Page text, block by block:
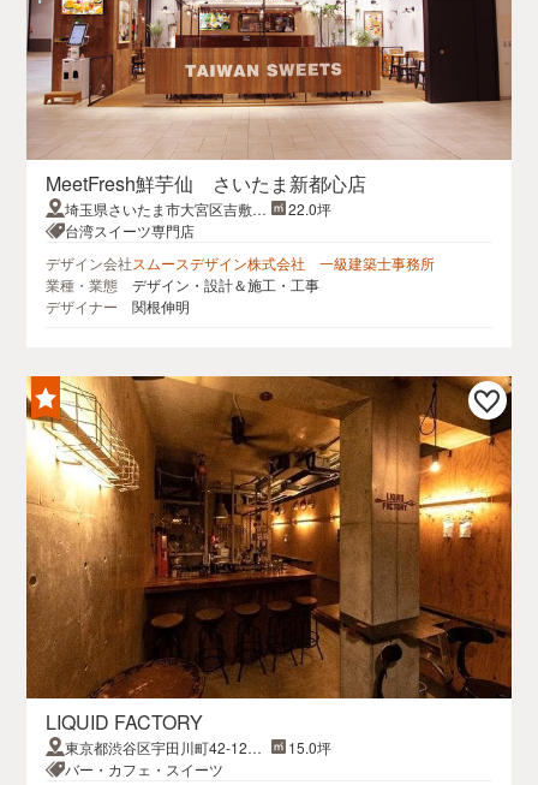
MeetFresh鮮芋仙 さいたま新都心店
埼玉県さいたま市大宮区吉敷町
4丁目263-1 コクーン2 1F
22.0坪
台湾スイーツ専門店
デザイン会社スムースデザイン株式会社 一級建築士事務所
業種・業態
デザイン・設計＆施工・工事
デザイナー
関根伸明
LIQUID FACTORY
東京都渋谷区宇田川町42-12SA
LON渋谷 1F
15.0坪
バー・カフェ・スイーツ